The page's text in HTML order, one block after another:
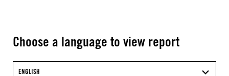
Choose a language to view report
ENGLISH